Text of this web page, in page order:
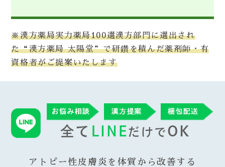
※漢方薬局実力薬局100選漢方部門に選出され
た“漢方薬局 太陽堂”で研鑽を積んだ薬剤師・有
資格者がご提案いたします
アトピー性皮膚炎を体質から改善する